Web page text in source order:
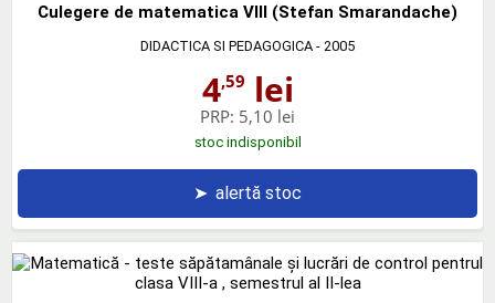
Culegere de matematica VIII (Stefan Smarandache)
DIDACTICA SI PEDAGOGICA - 2005
4,59 lei
PRP: 5,10 lei
stoc indisponibil
➤ alertă stoc